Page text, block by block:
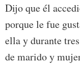
Dijo que él
porque le fue
ella y durante
de marido y